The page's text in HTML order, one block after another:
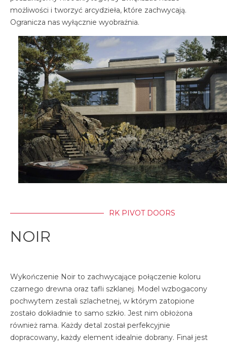
możliwości i tworzyć arcydzieła, które zachwycają.
Ogranicza nas wyłącznie wyobraźnia.
RK PIVOT DOORS
NOIR
Wykończenie Noir to zachwycające połączenie koloru
czarnego drewna oraz tafli szklanej. Model wzbogacony
pochwytem zestali szlachetnej, w którym zatopione
zostało dokładnie to samo szkło. Jest nim obłożona
również rama. Każdy detal został perfekcyjnie
dopracowany, każdy element idealnie dobrany. Finał jest